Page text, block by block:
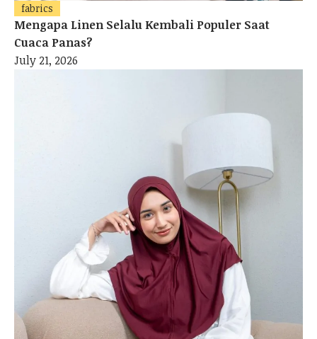
fabrics
Mengapa Linen Selalu Kembali Populer Saat
Cuaca Panas?
July 21, 2026